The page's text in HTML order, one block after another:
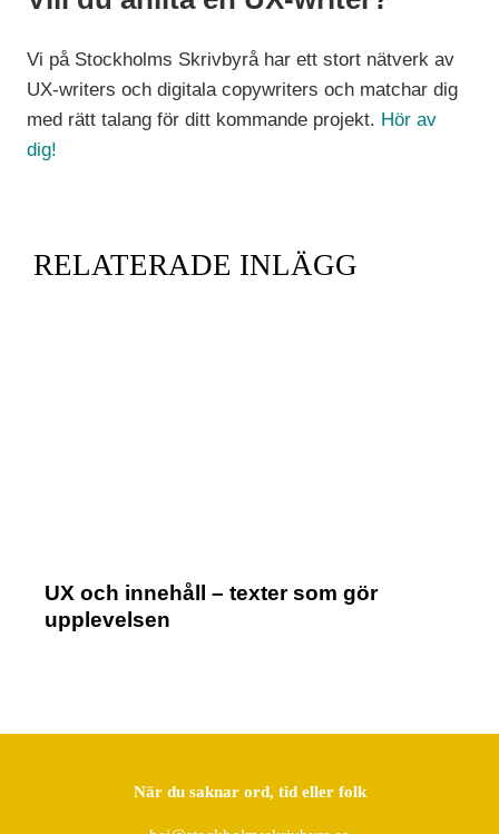
Vi på Stockholms Skrivbyrå har ett stort nätverk av
UX-writers och digitala copywriters och matchar dig
med rätt talang för ditt kommande projekt. Hör av
dig!
RELATERADE INLÄGG
UX och innehåll – texter som gör
upplevelsen
När du saknar ord, tid eller folk